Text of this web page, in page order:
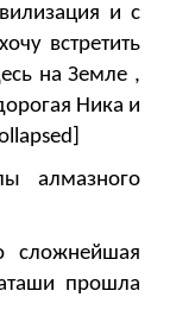
и с
встретить
на Земле ,
Ника и
алмазного
сложнейшая
прошла